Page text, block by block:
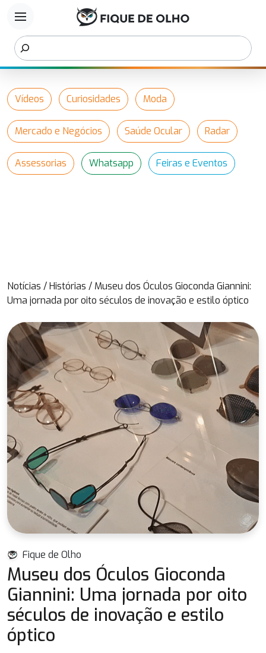
menu
Vídeos Curiosidades Moda
Mercado e Negócios Saúde Ocular Radar
Assessorias Whatsapp Feiras e Eventos
Notícias /Histórias / Museu dos Óculos Gioconda Giannini:
Uma jornada por oito séculos de inovação e estilo óptico
Fique de Olho
Museu dos Óculos Gioconda
Giannini: Uma jornada por oito
séculos de inovação e estilo
óptico